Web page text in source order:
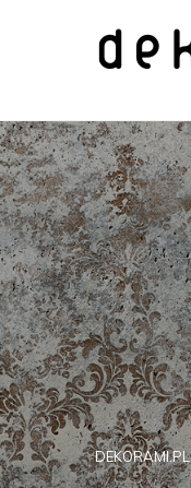
DEKORAMI.PL